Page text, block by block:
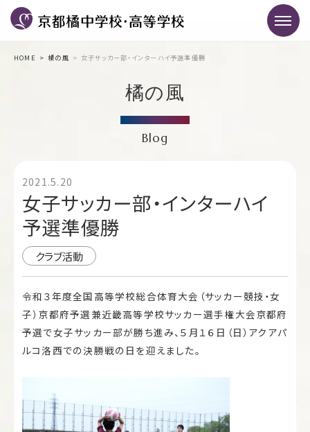
HOME 橘の風 女子サッカー部・インターハイ予選準優勝
橘の風
Blog
2021.5.20
女子サッカー部・インターハイ
予選準優勝
クラブ活動
令和３年度全国高等学校総合体育大会（サッカー競技・女
子）京都府予選兼近畿高等学校サッカー選手権大会京都府
予選で女子サッカー部が勝ち進み、５月１６日（日）アクアパ
ルコ洛西での決勝戦の日を迎えました。